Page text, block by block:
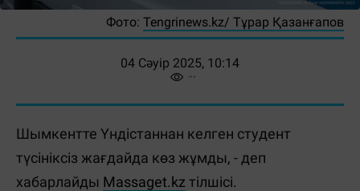
Фото: Tengrinews.kz/ Тұрар Қазанғапов
04 Сәуір 2025, 10:14
Шымкентте Үндістаннан келген студент
түсініксіз жағдайда көз жұмды, - деп
хабарлайды Massaget.kz тілшісі.